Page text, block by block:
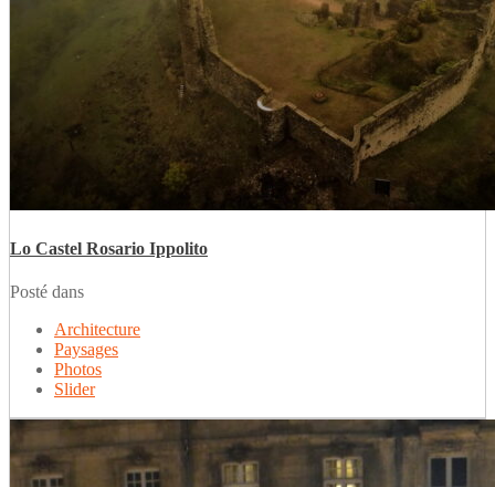
Lo Castel Rosario Ippolito
Posté dans
Architecture
Paysages
Photos
Slider